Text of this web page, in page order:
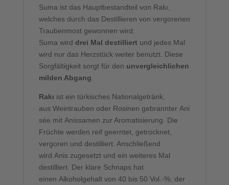
Suma ist das Hauptbestandteil von Rakı,
welches durch das Destillieren von vergorenen
Traubenmost gewonnen wird.
Suma wird drei Mal destilliertund jedes Mal
wird nur das Herzstück weiter benutzt. Diese
Sorgfältigkeit sorgt für den unvergleichlichen
milden Abgang
Rakı ist ein türkisches Nationalgetränk,
aus Weintrauben oder Rosinen gebrannter Ani
sée mit Anissamen zur Aromatisierung. Die
Früchte werden reif geerntet, getrocknet,
vergoren und destilliert. Anschließend
wird Anis zugesetzt und ein weiteres Mal
destilliert. Der klare Schnaps hat
einen Alkoholgehalt von 40 bis 50 Vol.-%, der